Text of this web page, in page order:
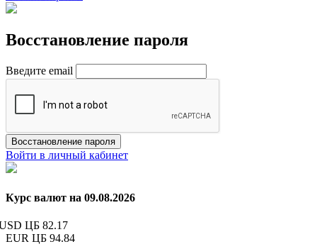
Восстановление пароля
Введите email
Восстановление пароля
Войти в личный кабинет
Курс валют на 09.08.2026
ЦБ 82.17
EUR ЦБ 94.84